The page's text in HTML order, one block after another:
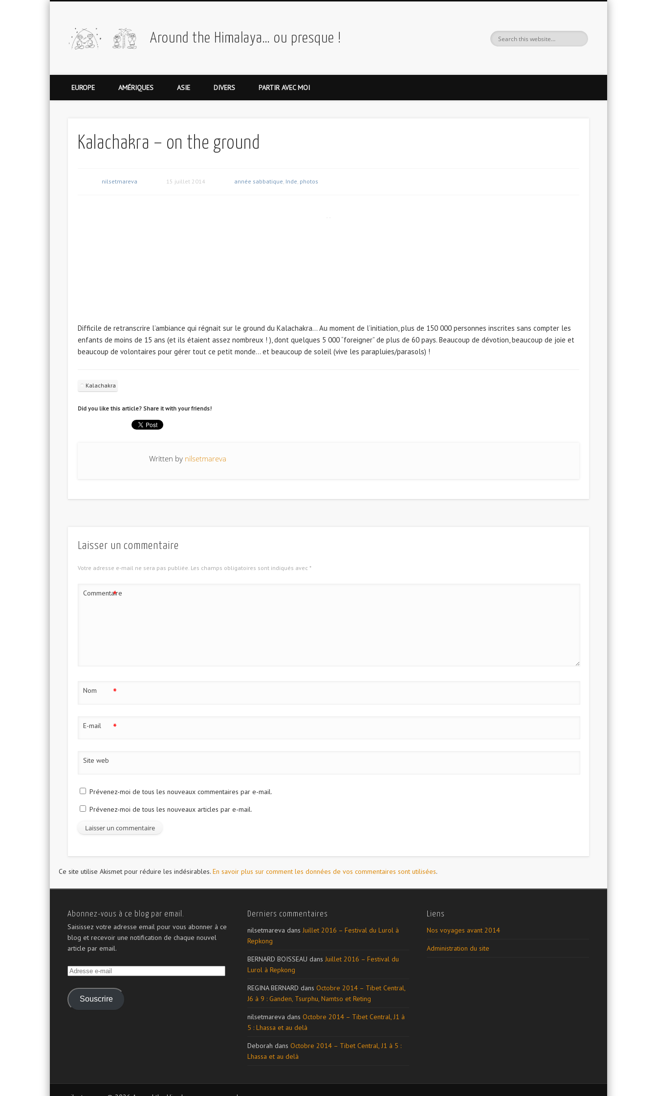
Around the Himalaya… ou presque !
EUROPE AMÉRIQUES ASIE DIVERS PARTIR AVEC MOI
Kalachakra – on the ground
nilsetmareva 15 juillet 2014 année sabbatique, Inde, photos
Difficile de retranscrire l’ambiance qui régnait sur le ground du Kalachakra… Au moment de l’initiation, plus de 150 000 personnes inscrites sans compter les
enfants de moins de 15 ans (et ils étaient assez nombreux ! ), dont quelques 5 000 “foreigner” de plus de 60 pays. Beaucoup de dévotion, beaucoup de joie et
beaucoup de volontaires pour gérer tout ce petit monde… et beaucoup de soleil (vive les parapluies/parasols) !
Kalachakra
Did you like this article? Share it with your friends!
Written by nilsetmareva
Laisser un commentaire
Votre adresse e-mail ne sera pas publiée. Les champs obligatoires sont indiqués avec *
Commentaire
*
Nom *
E-mail *
Site web
Prévenez-moi de tous les nouveaux commentaires par e-mail.
Prévenez-moi de tous les nouveaux articles par e-mail.
Ce site utilise Akismet pour réduire les indésirables.En savoir plus sur comment les données de vos commentaires sont utilisées.
Abonnez-vous à ce blog par email.
Saisissez votre adresse email pour vous abonner à ce
blog et recevoir une notification de chaque nouvel
article par email.
Adresse
mail
Souscrire
Derniers commentaires
nilsetmareva dans Juillet 2016 – Festival du Lurol à
Repkong
BERNARD BOISSEAU dans Juillet 2016 – Festival du
Lurol à Repkong
REGINA BERNARD dans Octobre 2014 – Tibet Central,
J6 à 9 : Ganden, Tsurphu, Namtso et Reting
nilsetmareva dans Octobre 2014 – Tibet Central, J1 à
5 : Lhassa et au delà
Deborah dans Octobre 2014 – Tibet Central, J1 à 5 :
Lhassa et au delà
Liens
Nos voyages avant 2014
Administration du site